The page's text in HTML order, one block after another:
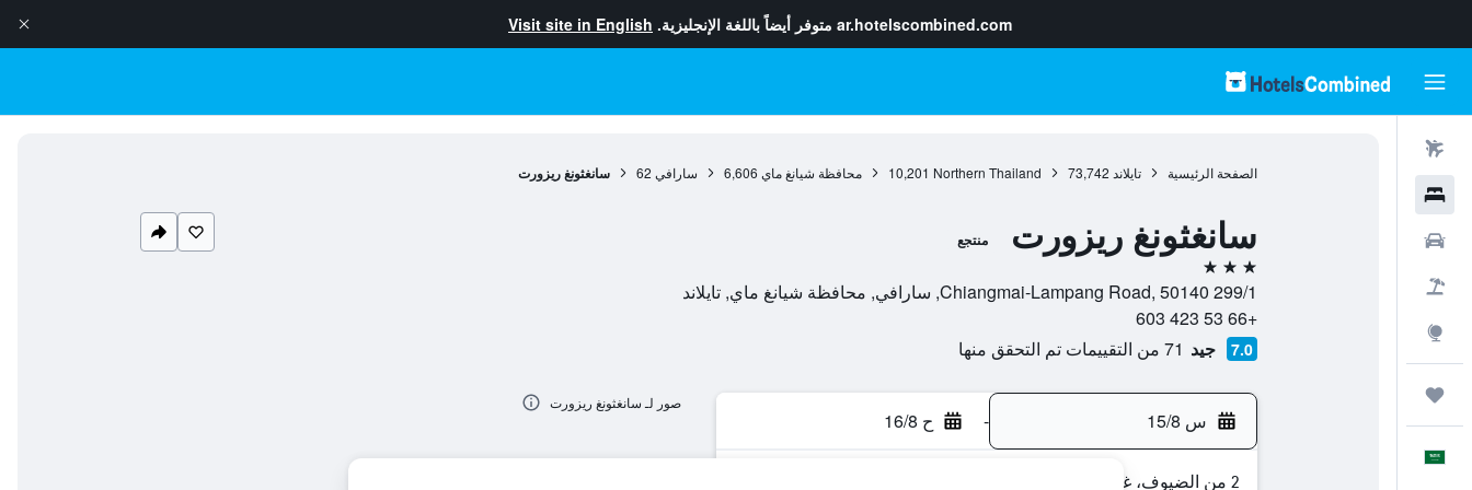
ar.hotelscombined.com متوفر أيضاً باللغة الإنجليزية. Visit site in English
الصفحة الرئيسية تايلاند 73,742
Northern Thailand
10,201 محافظة شيانغ ماي 6,606 سارافي 62 سانغثونغ ريزورت
سانغثونغ ريزورت منتجع
3 نجوم
299/1 Chiangmai-Lampang Road, 50140, سارافي, محافظة شيانغ ماي, تايلاند
+66 53 423 603
7.0 جيد 71 من التقييمات تم التحقق منها
س 15/8 - ح 16/8
2 من الضيوف، غرفة واحدة
صور لـ سانغثونغ ريزورت